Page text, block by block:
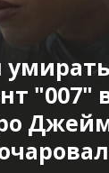
"007"